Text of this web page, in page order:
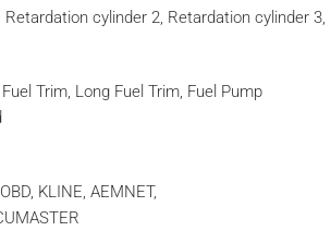
cylinder 2, Retardation cylinder 3,
Trim, Long Fuel Trim, Fuel Pump
KLINE, AEMNET,